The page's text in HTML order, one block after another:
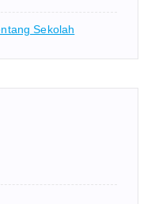
Sekolah